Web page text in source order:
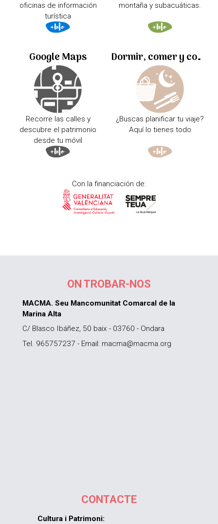
oficinas de información
turística
montaña y subacuáticas.
Google Maps
Recorre las calles y
descubre el patrimonio
desde tu móvil
Dormir, comer y comprar
¿Buscas planificar tu viaje?
Aquí lo tienes todo
Con la financiación de:
ON TROBAR-NOS
MACMA. Seu Mancomunitat Comarcal de la
Marina Alta
C/ Blasco Ibáñez, 50 baix - 03760 - Ondara
Tel. 965757237 - Email: macma@macma.org
CONTACTE
Cultura i Patrimoni: